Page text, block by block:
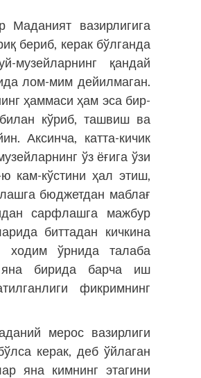
Маданият вазирлигига
бериб, керак бўлганда
қандай
лом-мим дейилмаган.
ҳаммаси ҳам эса бир-
кўриб, ташвиш ва
Аксинча, катта-кичик
ўз ёғига ўзи
кам-кўстини ҳал этиш,
бюджетдан маблағ
сарфлашга мажбур
биттадан кичкина
ходим ўрнида талаба
яна бирида барча иш
фикримнинг
мерос вазирлиги
керак, деб ўйлаган
яна кимнинг этагини